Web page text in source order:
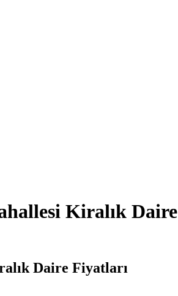
Kiralık Daire
Daire Fiyatları